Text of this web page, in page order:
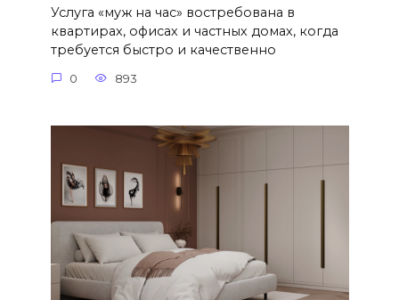
Услуга «муж на час» востребована в
квартирах, офисах и частных домах, когда
требуется быстро и качественно
0 893